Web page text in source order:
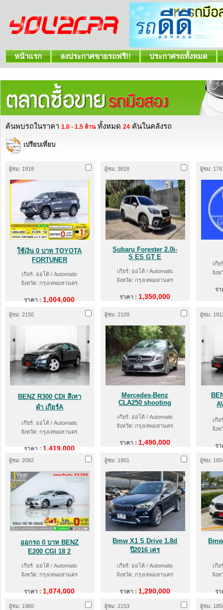
หน้าแรก ลงประกาศขายรถฟรี!! ประกาศรถทั้งหมด
ค้นพบรถในราคา 1.0 - 1.5 ล้านทั้งหมด 24 คันในคลังรถ
เปรียบเที่ยบ
ผู้ชม: 1918
ใช้เงิน 0 บาท TOYOTA
FORTUNER
เกียร์: ออโต้ / Automatic
จังหวัด: กรุงเทพมหานคร
ราคา : 1,004,000
ผู้ชม: 3818
Subaru Forester 2.0i-
S ES GT E
เกียร์: ออโต้ / Automatic
จังหวัด: กรุงเทพมหานคร
ราคา :1,350,000
ผู้ชม:
เกี
จังห
ร
ผู้ชม: 2150
BENZ R300 CDI สีเทา
ดำ เกียร์A
เกียร์: ออโต้ / Automatic
จังหวัด: กรุงเทพมหานคร
ราคา : 1,419,000
ผู้ชม: 2109
Mercedes-Benz
CLA250 shooting
เกียร์: ออโต้ / Automatic
จังหวัด: กรุงเทพมหานคร
ราคา :1,490,000
ผู้ชม:
เกี
จังห
ร
ผู้ชม: 2082
ออกรถ 0 บาท BENZ
E200 CGI 18 2
เกียร์: ออโต้ / Automatic
จังหวัด: กรุงเทพมหานคร
ราคา : 1,074,000
ผู้ชม: 1901
Bmw X1 S Drive 1.8d
ปี2016 เคร
เกียร์: ออโต้ / Automatic
จังหวัด: กรุงเทพมหานคร
ราคา : 1,290,000
ผู้ชม:
เกี
จังห
ร
ผู้ชม: 1960 ผู้ชม: 2153 ผู้ชม: